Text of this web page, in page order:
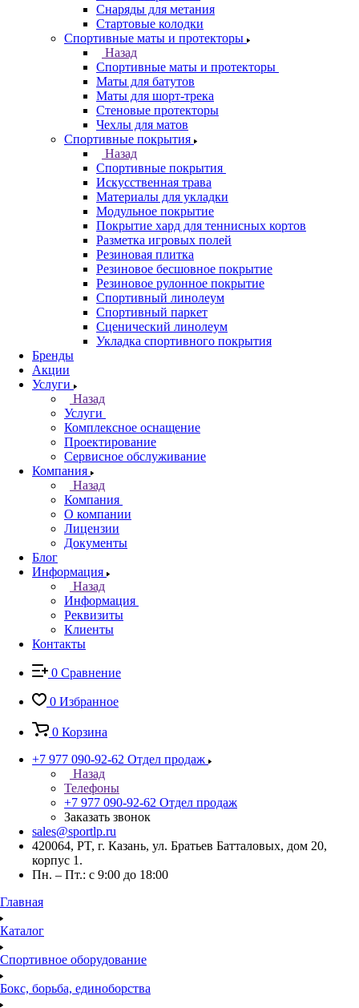
Снаряды для метания
Стартовые колодки
Спортивные маты и протекторы
Назад
Спортивные маты и протекторы
Маты для батутов
Маты для шорт-трека
Стеновые протекторы
Чехлы для матов
Спортивные покрытия
Назад
Спортивные покрытия
Искусственная трава
Материалы для укладки
Модульное покрытие
Покрытие хард для теннисных кортов
Разметка игровых полей
Резиновая плитка
Резиновое бесшовное покрытие
Резиновое рулонное покрытие
Спортивный линолеум
Спортивный паркет
Сценический линолеум
Укладка спортивного покрытия
Бренды
Акции
Услуги
Назад
Услуги
Комплексное оснащение
Проектирование
Сервисное обслуживание
Компания
Назад
Компания
О компании
Лицензии
Документы
Блог
Информация
Назад
Информация
Реквизиты
Клиенты
Контакты
0 Сравнение
0 Избранное
0 Корзина
+7 977 090-92-62 Отдел продаж
Назад
Телефоны
+7 977 090-92-62 Отдел продаж
Заказать звонок
sales@sportlp.ru
420064, PT, г. Казань, ул. Братьев Батталовых, дом 20,
корпус 1.
Пн. – Пт.: с 9:00 до 18:00
Главная
Каталог
Спортивное оборудование
Бокс, борьба, единоборства